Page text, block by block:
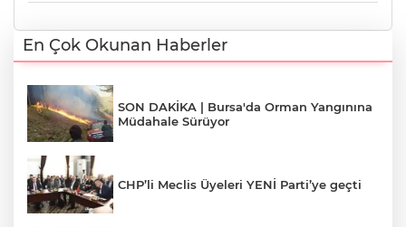
En Çok Okunan Haberler
SON DAKİKA | Bursa'da Orman Yangınına
Müdahale Sürüyor
CHP’li Meclis Üyeleri YENİ Parti’ye geçti